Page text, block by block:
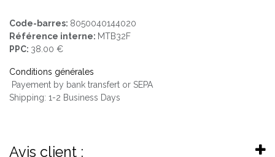
Code-barres: 8050040144020
Référence interne: MTB32F
PPC: 38.00 €
Conditions générales
Payement by bank transfert or SEPA
Shipping: 1-2 Business Days
Avis client :